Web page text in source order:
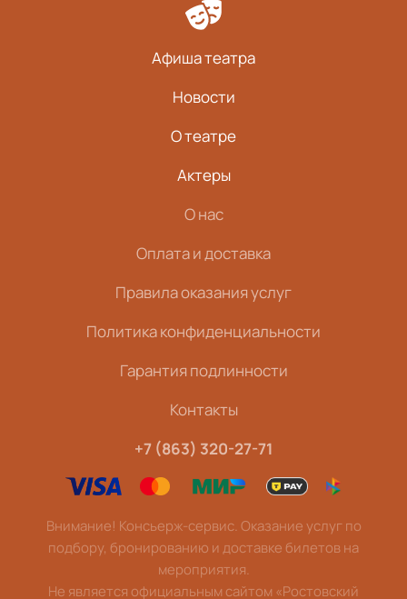
Афиша театра
Новости
О театре
Актеры
О нас
Оплата и доставка
Правила оказания услуг
Политика конфиденциальности
Гарантия подлинности
Контакты
+7 (863) 320-27-71
Внимание! Консьерж-сервис. Оказание услуг по
подбору, бронированию и доставке билетов на
мероприятия.
Не является официальным сайтом «Ростовский